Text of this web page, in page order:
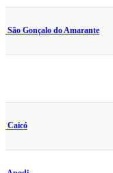
São Gonçalo do Amarante
Caicó